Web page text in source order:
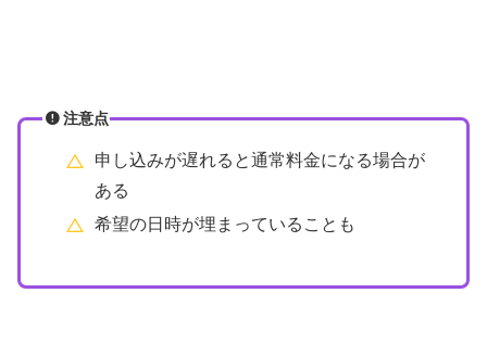
注意点
申し込みが遅れると通常料金になる場合が
ある
希望の日時が埋まっていることも